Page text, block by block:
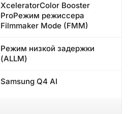
XceleratorColor Booster
ProРежим режиссера
Filmmaker Mode (FMM)
Режим низкой задержки
(ALLM)
Samsung Q4 AI